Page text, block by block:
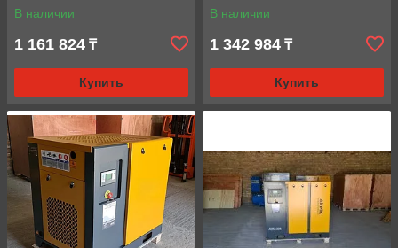
В наличии
1 161 824 ₸
Купить
В наличии
1 342 984 ₸
Купить